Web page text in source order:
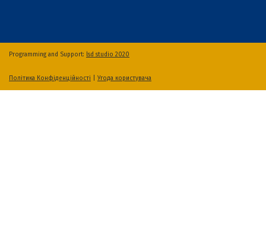
Programming and Support: lsd studio 2020
Політика Конфіденційності Угода користувача